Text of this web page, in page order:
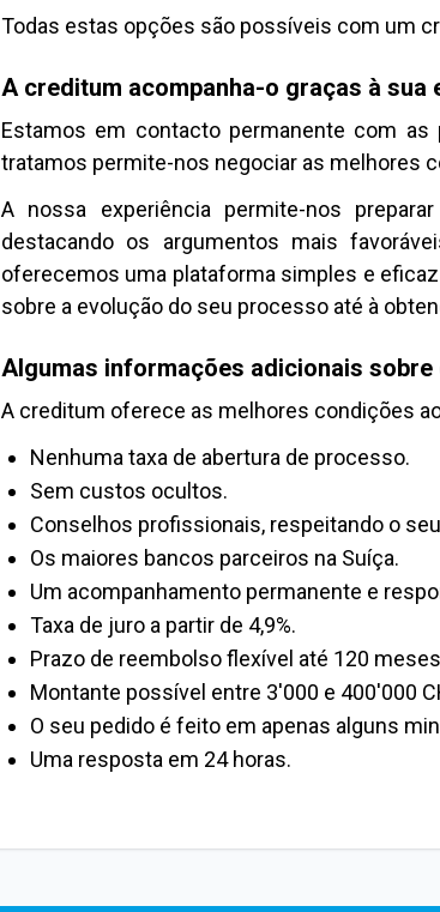
Todas estas opções são possíveis com um
A creditum acompanha-o graças à
Estamos em contacto permanente com
tratamos permite-nos negociar as melhores
A nossa experiência permite-nos
destacando os argumentos mais
oferecemos uma plataforma simples e
sobre a evolução do seu processo até à
Algumas informações adicionais
A creditum oferece as melhores condições
Nenhuma taxa de abertura de processo.
Sem custos ocultos.
Conselhos profissionais, respeitando o
Os maiores bancos parceiros na Suíça.
Um acompanhamento permanente e
Taxa de juro a partir de 4,9%.
Prazo de reembolso flexível até 120
Montante possível entre 3'000 e 400'000
O seu pedido é feito em apenas alguns
Uma resposta em 24 horas.